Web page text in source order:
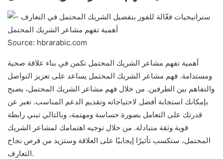
Source: hbrarabic.com
أهمية تفهم مشاعر الشريك المحتمل تكمن في بناء علاقة صحية
ومستدامة. فهم مشاعر الشريك المحتمل يساعد على تعزيز التواصل
والتفاهم بين الطرفين. من خلال فهم مشاعر الشريك المحتمل، يصبح
بإمكانك استجابة أفضل لاحتياجاته وتقديم الدعم المناسب. تعبر عن
قدرتك على التعامل بصورة حساسة ومهتمة، وبالتالي تبني رابطة
قوية وثقة متبادلة. من خلال توجيه اهتمامك لمشاعر الشريك
المحتمل، ستكسب تأثيرًا إيجابيًا على العلاقة وستزيد من فرص نجاح
التعارف.